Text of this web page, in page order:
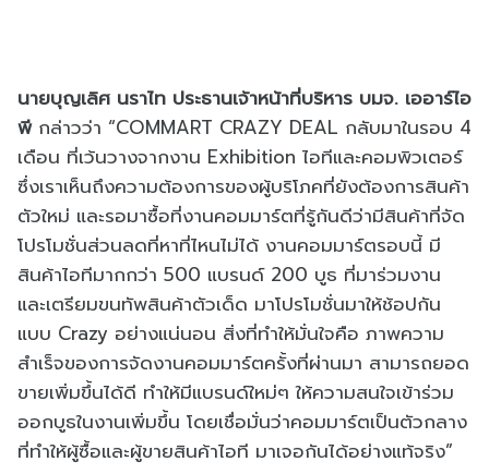
นายบุญเลิศ นราไท ประธานเจ้าหน้าที่บริหาร บมจ. เออาร์ไอ
พีกล่าวว่า “COMMART CRAZY DEAL กลับมาในรอบ 4
เดือน ที่เว้นวางจากงาน Exhibition ไอทีและคอมพิวเตอร์
ซึ่งเราเห็นถึงความต้องการของผู้บริโภคที่ยังต้องการสินค้า
ตัวใหม่ และรอมาซื้อที่งานคอมมาร์ตที่รู้กันดีว่ามีสินค้าที่จัด
โปรโมชั่นส่วนลดที่หาที่ไหนไม่ได้ งานคอมมาร์ตรอบนี้ มี
สินค้าไอทีมากกว่า 500 แบรนด์ 200 บูธ ที่มาร่วมงาน
และเตรียมขนทัพสินค้าตัวเด็ด มาโปรโมชั่นมาให้ช้อปกัน
แบบ Crazy อย่างแน่นอน สิ่งที่ทำให้มั่นใจคือ ภาพความ
สำเร็จของการจัดงานคอมมาร์ตครั้งที่ผ่านมา สามารถยอด
ขายเพิ่มขึ้นได้ดี ทำให้มีแบรนด์ใหม่ๆ ให้ความสนใจเข้าร่วม
ออกบูธในงานเพิ่มขึ้น โดยเชื่อมั่นว่าคอมมาร์ตเป็นตัวกลาง
ที่ทำให้ผู้ซื้อและผู้ขายสินค้าไอที มาเจอกันได้อย่างแท้จริง”